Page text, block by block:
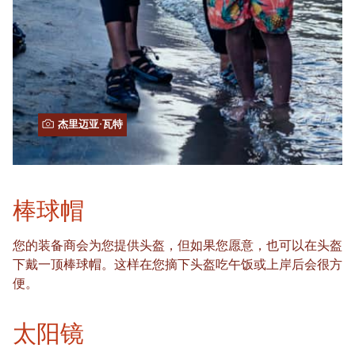
杰里迈亚·瓦特
棒球帽
您的装备商会为您提供头盔，但如果您愿意，也可以在头盔
下戴一顶棒球帽。这样在您摘下头盔吃午饭或上岸后会很方
便。
太阳镜